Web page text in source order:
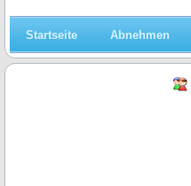
Startseite Abnehmen